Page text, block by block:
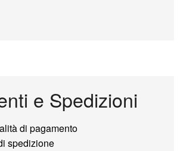
e Spedizioni
di pagamento
spedizione